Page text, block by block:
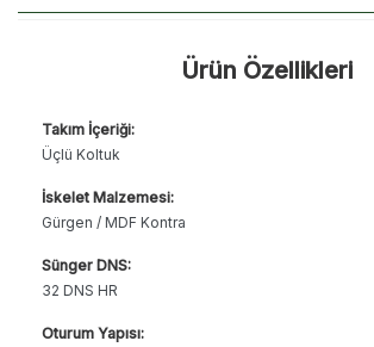
Ürün Özellikleri
Takım İçeriği:
Üçlü Koltuk
İskelet Malzemesi:
Gürgen / MDF Kontra
Sünger DNS:
32 DNS HR
Oturum Yapısı: